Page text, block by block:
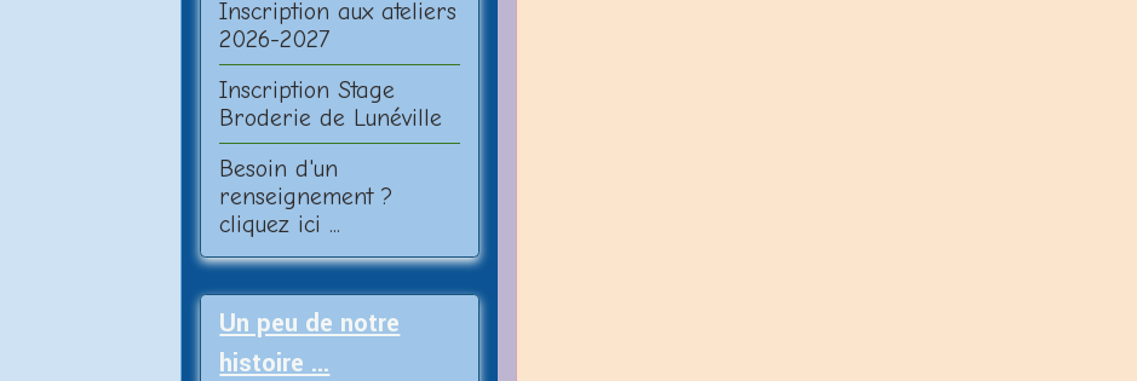
Inscription aux ateliers
2026-2027
Inscription Stage
Broderie de Lunéville
Besoin d'un
renseignement ?
cliquez ici ...
Un peu de notre
histoire ...